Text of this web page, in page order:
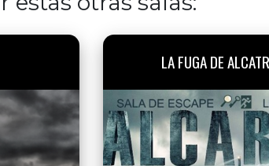
LA FUGA DE